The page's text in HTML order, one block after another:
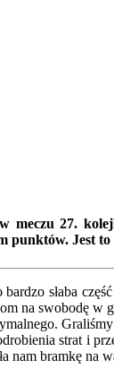
meczu 27.
punktów. Jest
bardzo słaba
na swobodę w
strat i
nam bramkę na